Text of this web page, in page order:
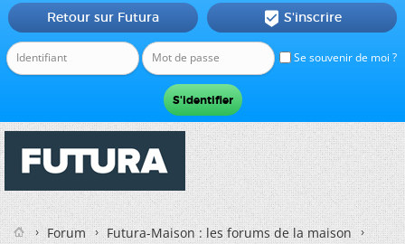
Se souvenir de moi ?
Retour sur Futura  S'inscrire
Forum
Futura-Maison : les forums de la maison